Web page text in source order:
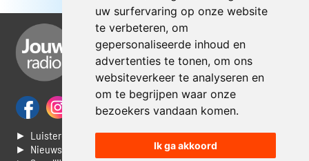
uw surfervaring op onze website
te verbeteren, om
gepersonaliseerde inhoud en
advertenties te tonen, om ons
websiteverkeer te analyseren en
om te begrijpen waar onze
bezoekers vandaan komen.
Ik ga akkoord
► Luisteren naar Jouwradio
► Nieuws